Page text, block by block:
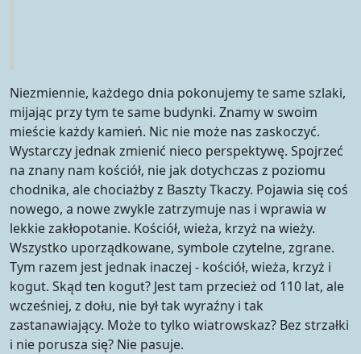
Niezmiennie, każdego dnia pokonujemy te same szlaki,
mijając przy tym te same budynki. Znamy w swoim
mieście każdy kamień. Nic nie może nas zaskoczyć.
Wystarczy jednak zmienić nieco perspektywę. Spojrzeć
na znany nam kościół, nie jak dotychczas z poziomu
chodnika, ale chociażby z Baszty Tkaczy. Pojawia się coś
nowego, a nowe zwykle zatrzymuje nas i wprawia w
lekkie zakłopotanie. Kościół, wieża, krzyż na wieży.
Wszystko uporządkowane, symbole czytelne, zgrane.
Tym razem jest jednak inaczej - kościół, wieża, krzyż i
kogut. Skąd ten kogut? Jest tam przecież od 110 lat, ale
wcześniej, z dołu, nie był tak wyraźny i tak
zastanawiający. Może to tylko wiatrowskaz? Bez strzałki
i nie porusza się? Nie pasuje.